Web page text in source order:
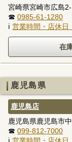
宮崎県宮崎市広島
☎ 0985-61-1280
ℹ 営業時間・店休日
鹿児島県
鹿児島店
鹿児島県鹿児島市
☎ 099-812-7000